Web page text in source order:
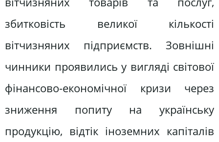
збитковість великої кількості
вітчизняних підприємств. Зовнішні
чинники проявились у вигляді світової
фінансово-економічної кризи через
зниження попиту на українську
продукцію, відтік іноземних капіталів